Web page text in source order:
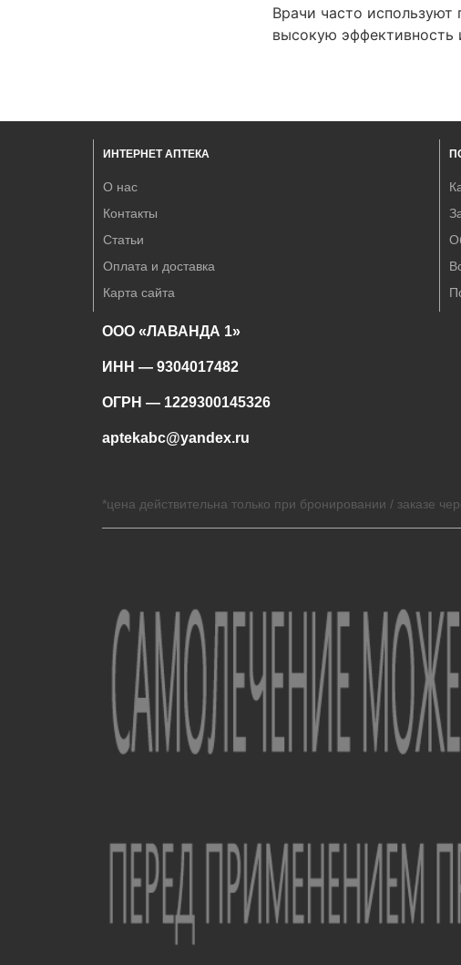
Врачи часто используют
высокую эффективность
ИНТЕРНЕТ АПТЕКА
О нас
Контакты
Статьи
Оплата и доставка
Карта сайта
ООО «ЛАВАНДА 1»
ИНН — 9304017482
ОГРН — 1229300145326
aptekabc@yandex.ru
*цена действительна только при бронировании / заказе